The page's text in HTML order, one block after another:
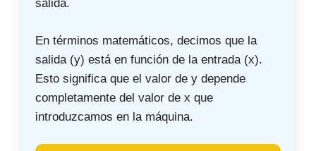
salida.
En términos matemáticos, decimos que la
salida (y) está en función de la entrada (x).
Esto significa que el valor de y depende
completamente del valor de x que
introduzcamos en la máquina.